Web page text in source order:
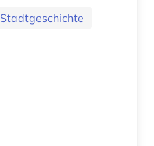
Stadtgeschichte